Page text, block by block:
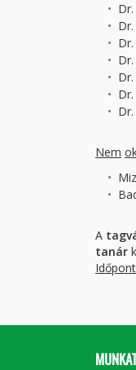
Nem
A
tanár
Időpont